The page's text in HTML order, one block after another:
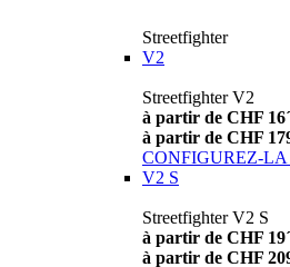
Streetfighter
V2
Streetfighter V2
à partir de CHF
à partir de CHF
CONFIGUREZ-LA
V2 S
Streetfighter V2 S
à partir de CHF
à partir de CHF